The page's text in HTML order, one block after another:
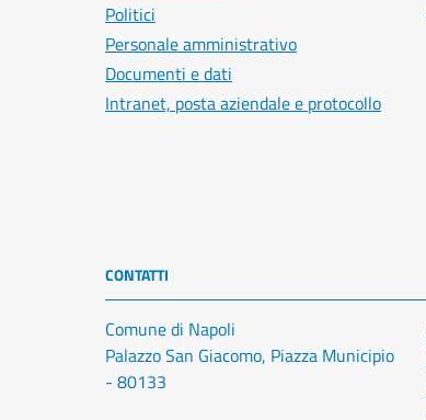
Politici
Personale amministrativo
Documenti e dati
Intranet, posta aziendale e protocollo
CONTATTI
Comune di Napoli
Palazzo San Giacomo, Piazza Municipio
- 80133